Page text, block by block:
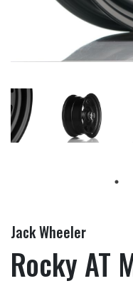
Jack Wheeler
Rocky AT